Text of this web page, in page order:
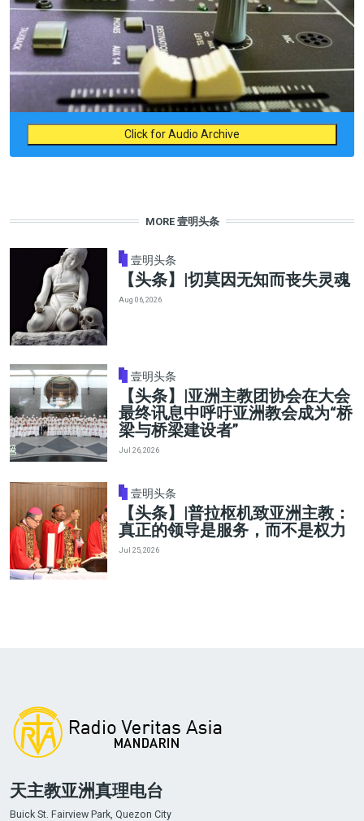
Click for Audio Archive
MORE 壹明头条
壹明头条
【头条】|切莫因无知而丧失灵魂
Aug 06, 2026
壹明头条
【头条】|亚洲主教团协会在大会
最终讯息中呼吁亚洲教会成为“桥
梁与桥梁建设者”
Jul 26, 2026
壹明头条
【头条】|普拉枢机致亚洲主教：
真正的领导是服务，而不是权力
Jul 25, 2026
天主教亚洲真理电台
Buick St. Fairview Park, Quezon City